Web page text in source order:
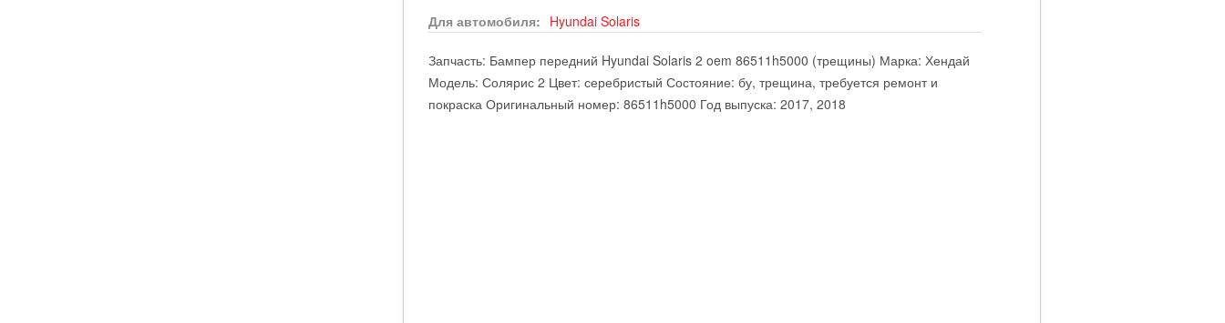
Для автомобиля: Hyundai Solaris
Запчасть: Бампер передний Hyundai Solaris 2 oem 86511h5000 (трещины) Марка: Хендай
Модель: Солярис 2 Цвет: серебристый Состояние: бу, трещина, требуется ремонт и
покраска Оригинальный номер: 86511h5000 Год выпуска: 2017, 2018